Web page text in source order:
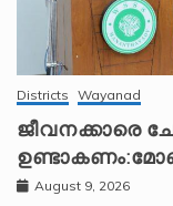
Districts Wayanad
ജീവനക്കാരെ
August 9, 2026